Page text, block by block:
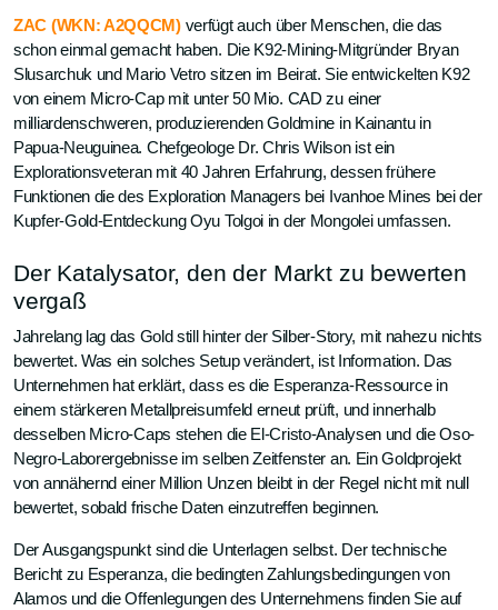
ZAC (WKN: A2QQCM)verfügt auch über Menschen, die das
schon einmal gemacht haben. Die K92-Mining-Mitgründer Bryan
Slusarchuk und Mario Vetro sitzen im Beirat. Sie entwickelten K92
von einem Micro-Cap mit unter 50 Mio. CAD zu einer
milliardenschweren, produzierenden Goldmine in Kainantu in
Papua-Neuguinea. Chefgeologe Dr. Chris Wilson ist ein
Explorationsveteran mit 40 Jahren Erfahrung, dessen frühere
Funktionen die des Exploration Managers bei Ivanhoe Mines bei der
Kupfer-Gold-Entdeckung Oyu Tolgoi in der Mongolei umfassen.
Der Katalysator, den der Markt zu bewerten
vergaß
Jahrelang lag das Gold still hinter der Silber-Story, mit nahezu nichts
bewertet. Was ein solches Setup verändert, ist Information. Das
Unternehmen hat erklärt, dass es die Esperanza-Ressource in
einem stärkeren Metallpreisumfeld erneut prüft, und innerhalb
desselben Micro-Caps stehen die El-Cristo-Analysen und die Oso-
Negro-Laborergebnisse im selben Zeitfenster an. Ein Goldprojekt
von annähernd einer Million Unzen bleibt in der Regel nicht mit null
bewertet, sobald frische Daten einzutreffen beginnen.
Der Ausgangspunkt sind die Unterlagen selbst. Der technische
Bericht zu Esperanza, die bedingten Zahlungsbedingungen von
Alamos und die Offenlegungen des Unternehmens finden Sie auf